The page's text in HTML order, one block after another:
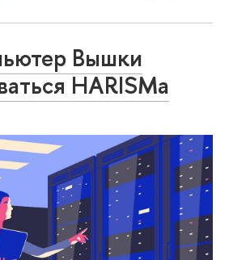
Вышки
HARISMa